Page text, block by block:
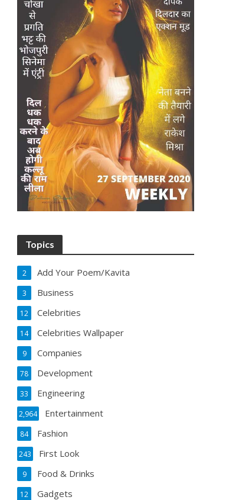
Topics
Add Your Poem/Kavita
2
Business
3
Celebrities
12
Celebrities Wallpaper
14
Companies
9
Development
78
Engineering
33
Entertainment
2,964
Fashion
84
First Look
243
Food & Drinks
9
Gadgets
12